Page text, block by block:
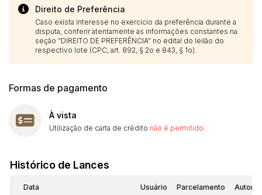
Direito de Preferência
Caso exista interesse no exercício da preferência durante a
disputa, conferir atentamente as informações constantes na
seção “DIREITO DE PREFERÊNCIA” no edital do leilão do
respectivo lote (CPC, art. 892, § 2o e 843, § 1o).
Formas de pagamento
À vista
Utilização de carta de crédito não é permitido
Histórico de Lances
Data Usuário Parcelamento